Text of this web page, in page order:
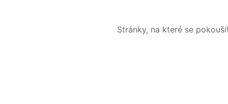
Stránky, na které se